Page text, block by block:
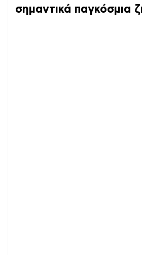
σημαντικά παγκόσμια